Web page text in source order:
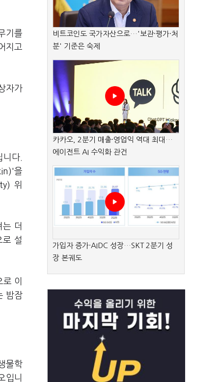
기를
지고
자가
다.
을
위
더
로 설
이
밤잠
물학
입니
비트코인도 국가자산으로…'보관·평가·처
분' 기준은 숙제
카카오, 2분기 매출·영업익 역대 최대…
에이전트 AI 수익화 관건
가입자 증가·AIDC 성장…SKT 2분기 성
장 본궤도